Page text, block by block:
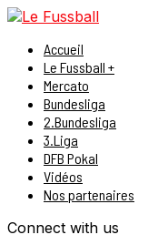
Accueil
Le Fussball +
Mercato
Bundesliga
2.Bundesliga
3.Liga
DFB Pokal
Vidéos
Nos partenaires
Connect with us